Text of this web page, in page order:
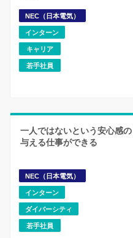
NEC（日本電気）
インターン
キャリア
若手社員
一人ではないという安心感
与える仕事ができる
NEC（日本電気）
インターン
ダイバーシティ
若手社員